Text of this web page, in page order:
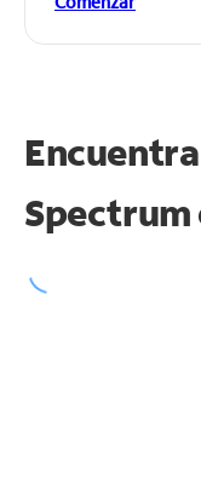
Spectrum